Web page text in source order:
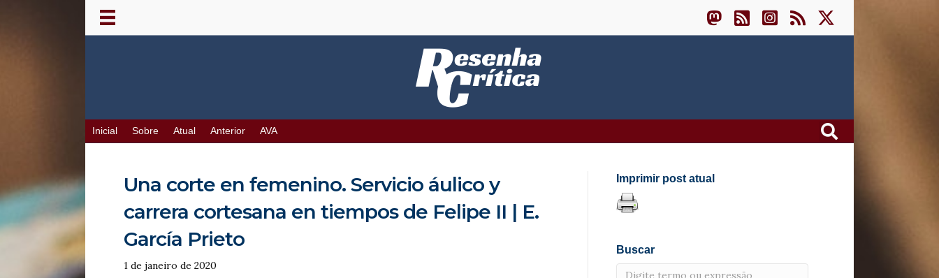
Inicial Sobre Atual Anterior AVA
Una corte en femenino. Servicio áulico y
carrera cortesana en tiempos de Felipe II | E.
García Prieto
1 de janeiro de 2020
Imprimir post atual
Buscar